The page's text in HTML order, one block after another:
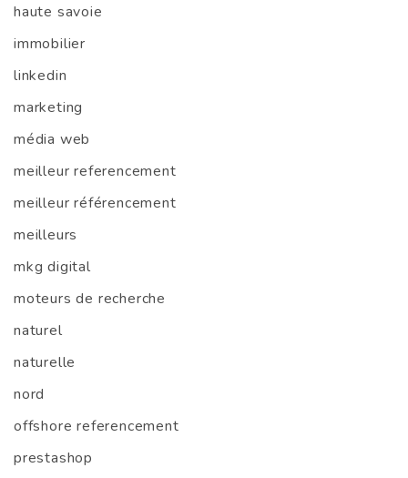
haute savoie
immobilier
linkedin
marketing
média web
meilleur referencement
meilleur référencement
meilleurs
mkg digital
moteurs de recherche
naturel
naturelle
nord
offshore referencement
prestashop